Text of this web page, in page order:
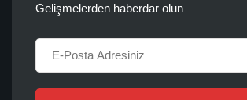
Gelişmelerden haberdar olun